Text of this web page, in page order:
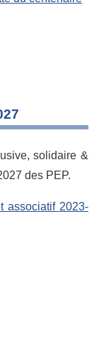
solidaire &
des PEP.
associatif 2023-